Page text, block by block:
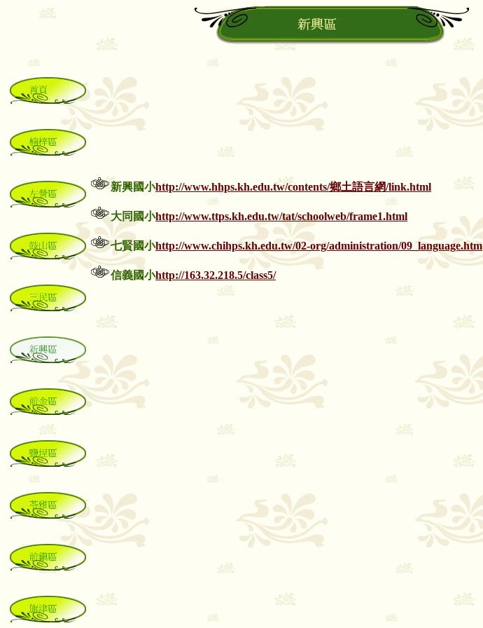
新興國小http://www.hhps.kh.edu.tw/contents/鄉土語言網/link.html
大同國小http://www.ttps.kh.edu.tw/tat/schoolweb/frame1.html
七賢國小http://www.chihps.kh.edu.tw/02-org/administration/09_language.htm
信義國小http://163.32.218.5/class5/